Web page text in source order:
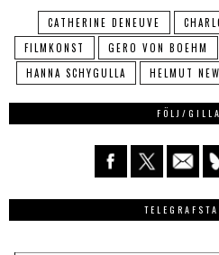
CATHERINE DENEUVE
FILMKONST
GERO VON BOEHM
HANNA SCHYGULLA
HELMUT
FÖLJ/